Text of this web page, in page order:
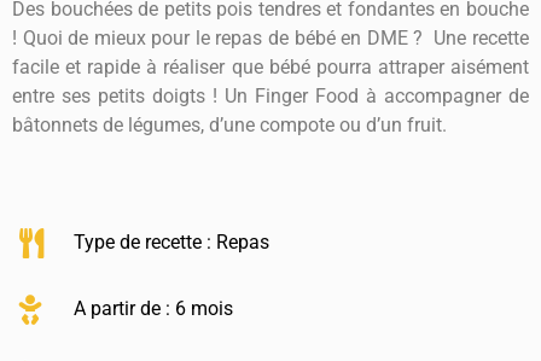
Des bouchées de petits pois tendres et fondantes en bouche
! Quoi de mieux pour le repas de bébé en DME ? Une recette
facile et rapide à réaliser que bébé pourra attraper aisément
entre ses petits doigts ! Un Finger Food à accompagner de
bâtonnets de légumes, d’une compote ou d’un fruit.
Type de recette : Repas
A partir de : 6 mois